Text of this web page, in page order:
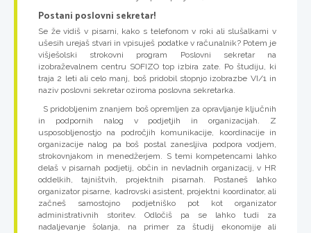
Postani poslovni sekretar!
Se že vidiš v pisarni, kako s telefonom v roki ali slušalkami v
ušesih urejaš stvari in vpisuješ podatke v računalnik? Potem je
višješolski strokovni program Poslovni sekretar na
izobraževalnem centru SOFIZO top izbira zate. Po študiju, ki
traja 2 leti ali celo manj, boš pridobil stopnjo izobrazbe VI/1 in
naziv poslovni sekretar oziroma poslovna sekretarka.
S pridobljenim znanjem boš opremljen za opravljanje ključnih
in podpornih nalog v podjetjih in organizacijah. Z
usposobljenostjo na področjih komunikacije, koordinacije in
organizacije nalog pa boš postal zanesljiva podpora vodjem,
strokovnjakom in menedžerjem. S temi kompetencami lahko
delaš v pisarnah podjetij, občin in nevladnih organizacij, v HR
oddelkih, tajništvih, projektnih pisarnah. Postaneš lahko
organizator pisarne, kadrovski asistent, projektni koordinator, ali
začneš samostojno podjetniško pot kot organizator
administrativnih storitev. Odločiš pa se lahko tudi za
nadaljevanje šolanja, na primer za študij ekonomije ali